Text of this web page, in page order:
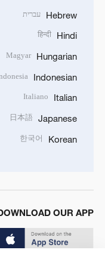
Hebrew עברית
Hindi
हिन्दी
Hungarian
Magyar
Indonesian
Italian
Italiano
Japanese
日本語
Korean
한국어
OUR APP